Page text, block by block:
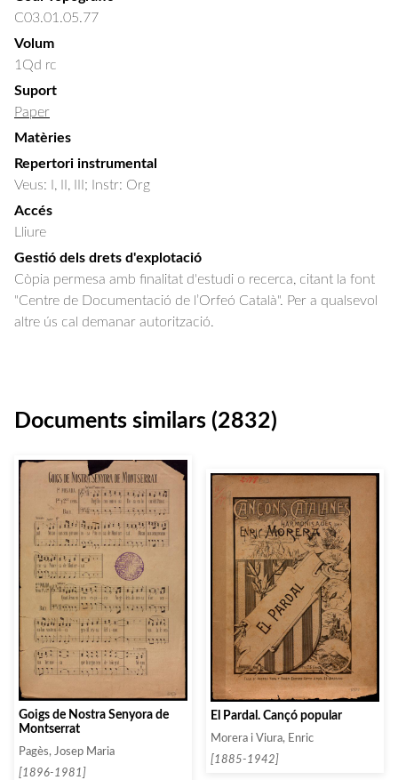
C03.01.05.77
Volum
1Qd rc
Suport
Paper
Matèries
Repertori instrumental
Veus: I, II, III; Instr: Org
Accés
Lliure
Gestió dels drets d'explotació
Còpia permesa amb finalitat d'estudi o recerca, citant la font
"Centre de Documentació de l’Orfeó Català". Per a qualsevol
altre ús cal demanar autorització.
Documents similars (2832)
Goigs de Nostra Senyora de
Montserrat
Pagès, Josep Maria
[1896-1981]
El Pardal. Cançó popular
Morera i Viura, Enric
[1885-1942]